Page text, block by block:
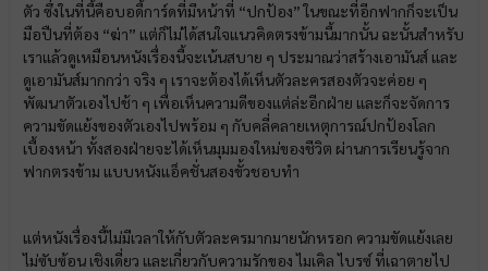
ตัว ซึ่งในที่นี้คือบอดี้การ์ดที่มีหน้าที่ “ปกป้อง” ในขณะที่อีกฟากก็จะเป็น
มือปืนที่ต้อง “ฆ่า” แต่ก็ไม่ได้สนใจแนวคิดตรงข้ามนี้มากนั้น ฉะนั้นสำหรับ
เราแล้วดูเหมือนหนังเรื่องนี้จะเน้นสบาย ๆ ประมาณว่าสร้างเอามันส์ และ
ดูเอามันส์มากกว่า จริง ๆ เราจะต้องได้เห็นตัวละครสองตัวจะค่อย ๆ
พัฒนาตัวเองไปช้า ๆ เพื่อเห็นความดีของแต่ล่ะอีกฝ่าย และก็จะจัดการ
ความขัดแย้งของตัวเองไปพร้อม ๆ กับคลี่คลายเหตุการณ์ปกป้องโลก
เบื้องหน้า ทั้งสองฝ่ายจะได้เห็นมุมมองใหม่ของชีวิต ผ่านการเรียนรู้จาก
ฟากตรงข้าม แบบหนังแอ็คชั่นสองขั้วชอบทำ
แต่หนังเรื่องนี้ไม่มีเวลาให้กับตัวละครมากมายนักหรอก ความขัดแย้งเลย
ไม่ซับซ้อน เชิงเดี่ยว และเกี่ยวกับความรักของ ไมเคิล ไบรซ์ ที่เฉาตายไป